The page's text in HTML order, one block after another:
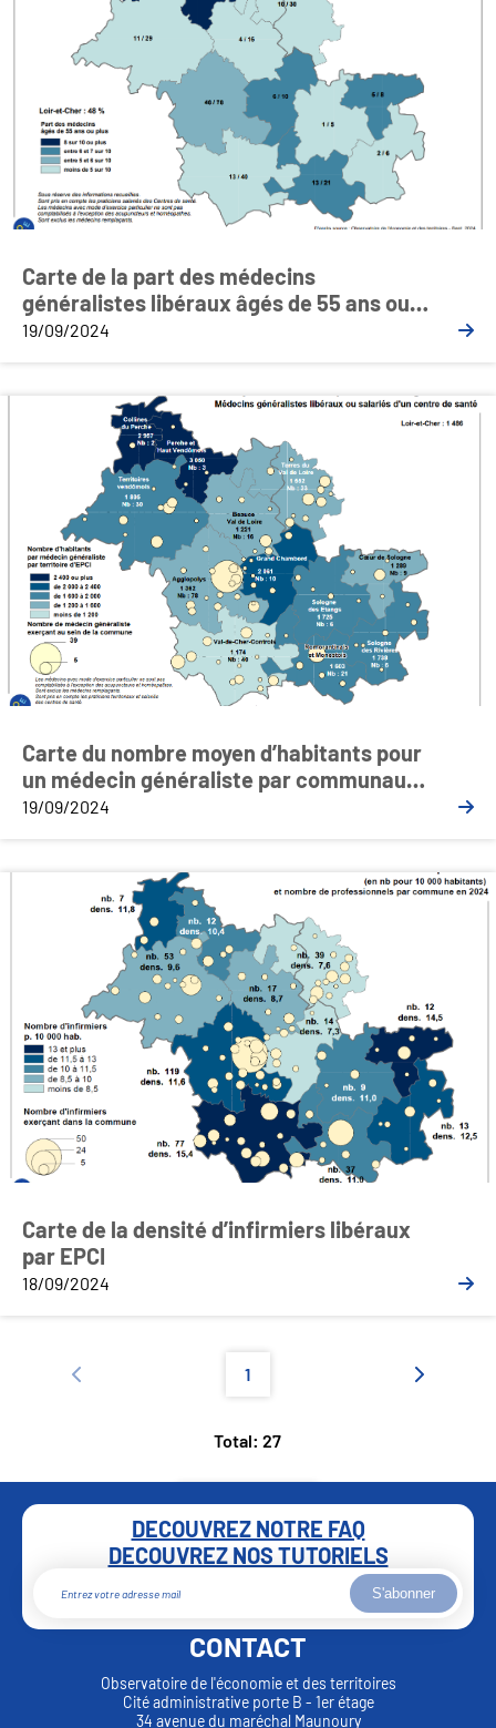
Carte de la part des médecins
généralistes libéraux âgés de 55 ans ou
plus par communauté de communes
19/09/2024
Carte du nombre moyen d’habitants pour
un médecin généraliste par communauté
de communes ou d’agglomération
19/09/2024
Carte de la densité d’infirmiers libéraux
par EPCI
18/09/2024
1
Total: 27
DECOUVREZ NOTRE FAQ
DECOUVREZ NOS TUTORIELS
S'abonner
CONTACT
Observatoire de l'économie et des territoires
Cité administrative porte B - 1er étage
34 avenue du maréchal Maunoury